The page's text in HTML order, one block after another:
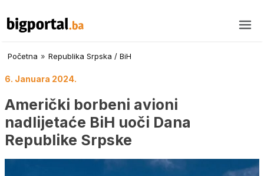
Početna » Republika Srpska / BiH
6. Januara 2024.
Američki borbeni avioni
nadlijetaće BiH uoči Dana
Republike Srpske